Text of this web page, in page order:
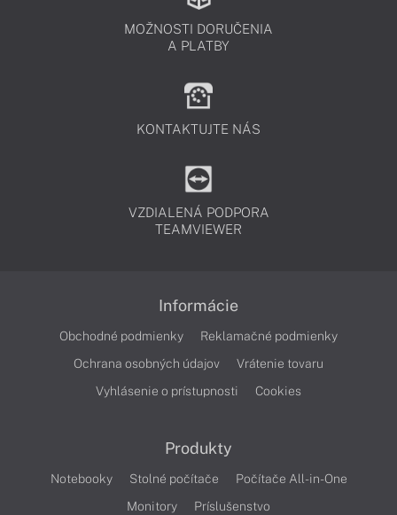
MOŽNOSTI DORUČENIA
A PLATBY
KONTAKTUJTE NÁS
VZDIALENÁ PODPORA
TEAMVIEWER
Informácie
Obchodné podmienky
Reklamačné podmienky
Ochrana osobných údajov
Vrátenie tovaru
Vyhlásenie o prístupnosti
Cookies
Produkty
Notebooky Stolné počítače
Počítače All-in-One
Monitory
Príslušenstvo